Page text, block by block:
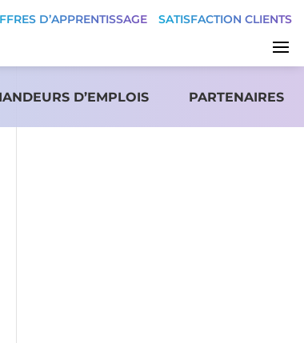
D’APPRENTISSAGE SATISFACTION CLIENTS
D’EMPLOIS PARTENAIRES